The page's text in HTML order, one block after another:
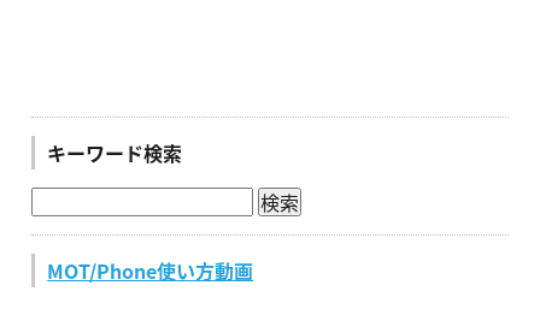
キーワード検索
MOT/Phone使い方動画